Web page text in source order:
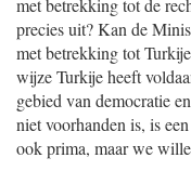
met betrekking tot de
precies uit? Kan de
met betrekking tot
wijze Turkije heeft
gebied van democratie
niet voorhanden is, is
ook prima, maar we